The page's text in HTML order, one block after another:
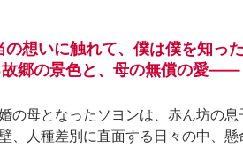
想いに触れて、僕は僕を知った
故郷の景色と、母の無償の愛——
の母となったソヨンは、赤ん坊の
、人種差別に直面する日々の中、懸